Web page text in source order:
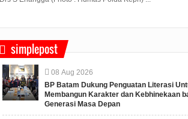
Batam
Pagi
Negara Kelas
simplepost
08 Aug 2026
BP Batam Dukung Penguatan Literasi
Membangun Karakter dan Kebhinekaan
Generasi Masa Depan